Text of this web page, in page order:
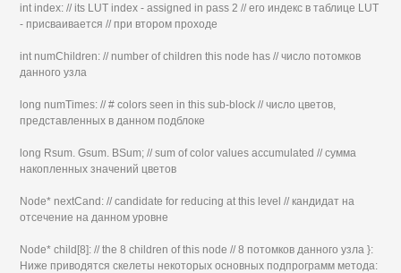
int index: // its LUT index - assigned in pass 2 // его индекс в таблице LUT
- присваивается // при втором проходе
int numChildren: // number of children this node has // число потомков
данного узла
long numTimes: // # colors seen in this sub-block // число цветов,
представленных в данном подблоке
long Rsum. Gsum. BSum; // sum of color values accumulated // сумма
накопленных значений цветов
Node* nextCand: // candidate for reducing at this level // кандидат на
отсечение на данном уровне
Node* child[8]: // the 8 children of this node // 8 потомков данного узла }:
Ниже приводятся скелеты некоторых основных подпрограмм метода: